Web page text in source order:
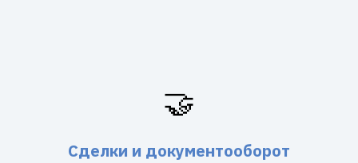
🤝
Сделки и документооборот